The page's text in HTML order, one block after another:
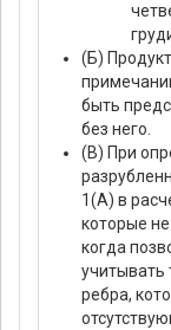
(Б)
быть
без него.
(В) При
1(А) в
которые
когда
учитывать
ребра,